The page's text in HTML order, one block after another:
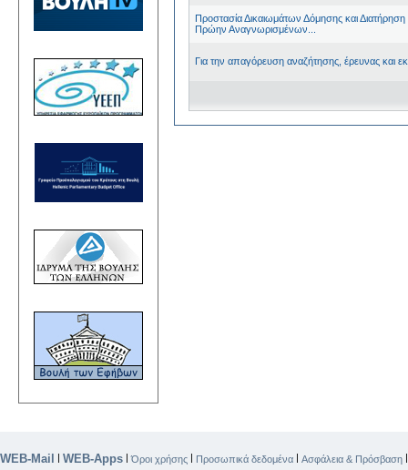
Προστασία Δικαιωμάτων Δόμησης και
Πρώην Αναγνωρισμένων...
Για την απαγόρευση αναζήτησης, έρευνας και
WEB-Mail WEB-Apps |Όροι χρήσης Προσωπικά δεδομένα Ασφάλεια & Πρόσβαση